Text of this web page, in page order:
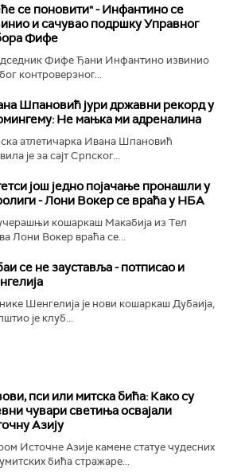
се поновити" - Инфантино се
и сачувао подршку Управног
Фифе
Фифе Ђани Инфантино извинио
контроверзног...
Шпановић јури државни рекорд у
Не мањка ми адреналина
атлетичарка Ивана Шпановић
је за сајт Српског...
још једно појачање пронашли у
- Лони Вокер се враћа у НБА
кошаркаш Макабија из Тел
Лони Вокер враћа се...
се не зауставља - потписао и
Шенгелија је нови кошаркаш Дубаија,
је клуб...
пси или митска бића: Како су
чувари светиња освајали
Азију
Источне Азије камене статуе чудесних
бића стражаре...